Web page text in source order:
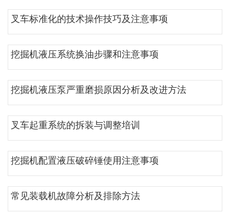
叉车标准化的技术操作技巧及注意事项
挖掘机液压系统换油步骤和注意事项
挖掘机液压泵严重磨损原因分析及改进方法
叉车起重系统的拆装与调整培训
挖掘机配置液压破碎锤使用注意事项
常见装载机故障分析及排除方法